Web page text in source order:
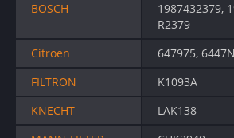
BOSCH
1987432379,
R2379
Citroen
647975,
FILTRON
K1093A
KNECHT
LAK138